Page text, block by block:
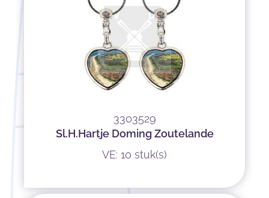
3303529
Sl.H.Hartje Doming Zoutelande
VE: 10 stuk(s)